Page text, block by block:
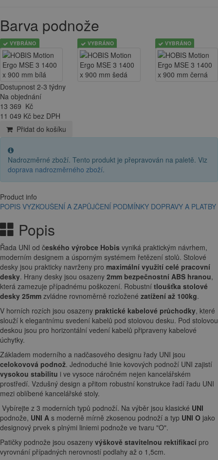
Barva podnože
VYBRÁNO VYBRÁNO VYBRÁNO
Dostupnost 2-3 týdny
Na objednání
13 369 Kč
11 049 Kč bez DPH
Přidat do košíku
Nadrozměrné zboží. Tento produkt je přepravován na paletě. Viz
doprava nadrozměrného zboží.
Product info
POPIS VYZKOUŠENÍ A ZAPŮJČENÍ PODMÍNKY DOPRAVY A PLATBY
Popis
Řada UNI od českého výrobce Hobis vyniká praktickým návrhem,
moderním designem a úsporným systémem řetězení stolů. Stolové
desky jsou prakticky navrženy pro maximální využití celé pracovní
desky. Hrany desky jsou osazeny 2mm bezpečnostní ABS hranou,
která zamezuje případnému poškození. Robustní tloušťka stolové
desky 25mm zvládne rovnoměrně rozložené zatížení až 100kg.
V horních rozích jsou osazeny praktické kabelové průchodky, které
slouží k elegantnímu svedení kabelů pod stolovou desku. Pod stolovou
deskou jsou pro horizontální vedení kabelů připraveny kabelové
úchytky.
Základem moderního a nadčasového designu řady UNI jsou
celokovová podnož. Jednoduché linie kovových podnoží UNI zajistí
vysokou stabilitu i ve vysoce náročném nejen kancelářském
prostředí. Vzdušný design a přitom robustní konstrukce řadí řadu UNI
mezi oblíbené kancelářské stoly.
Vybírejte z 3 moderních typů podnoží. Na výběr jsou klasické UNI
podnože, UNI A s moderně mírně zkosenou podnoží a typ UNI O jako
designový prvek s plnými liniemi podnože ve tvaru "O".
Patičky podnože jsou osazeny výškově stavitelnou rektifikací pro
vyrovnání případných nerovností podlahy až o 1,5cm.